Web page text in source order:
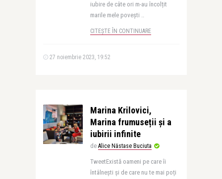
iubire de câte ori m-au încolțit
marile mele povești ..
CITEȘTE ÎN CONTINUARE
27 noiembrie 2023, 19:52
Marina Krilovici,
Marina frumuseții și a
iubirii infinite
de Alice Năstase Buciuta
TweetExistă oameni pe care îi
întâlnești și de care nu te mai poți